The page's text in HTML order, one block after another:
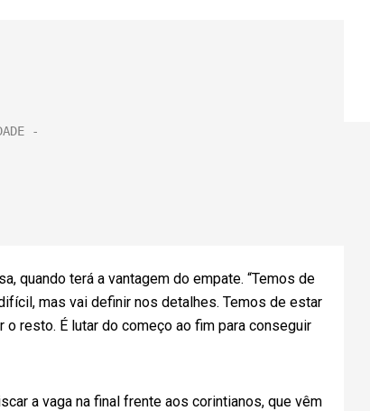
quando terá a vantagem do empate. “Temos de
mas vai definir nos detalhes. Temos de estar
resto. É lutar do começo ao fim para conseguir
a vaga na final frente aos corintianos, que vêm